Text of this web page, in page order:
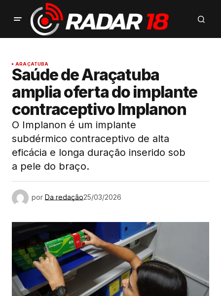
ARAÇATUBA
Saúde de Araçatuba
amplia oferta do implante
contraceptivo Implanon
O Implanon é um implante
subdérmico contraceptivo de alta
eficácia e longa duração inserido sob
a pele do braço.
por Da redação25/03/2026